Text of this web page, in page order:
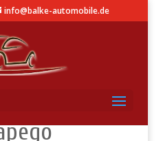
info@balke-automobile.de
hay por